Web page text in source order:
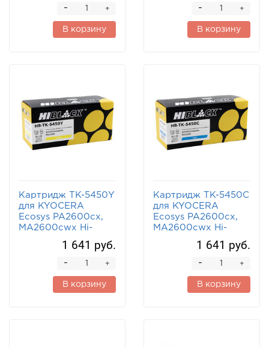
+
-
В корзину
+
-
В корзину
Картридж TK-5450Y
для KYOCERA
Ecosys PA2600cx,
MA2600cwx Hi-
1 641 руб.
+
-
В корзину
Картридж TK-5450C
для KYOCERA
Ecosys PA2600cx,
MA2600cwx Hi-
1 641 руб.
+
-
В корзину